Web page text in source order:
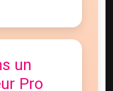
un
Pro